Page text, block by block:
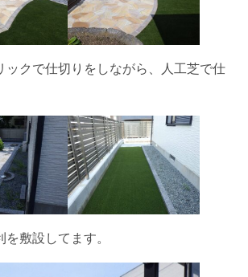
ックで仕切りをしながら、人工芝で仕
敷設してます。